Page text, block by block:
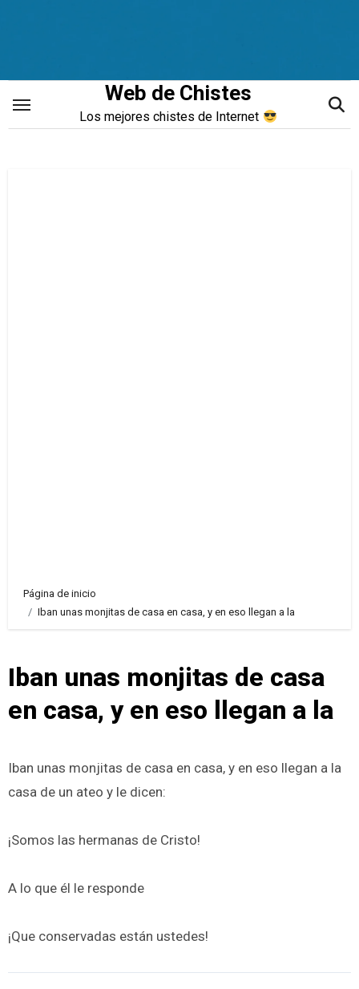
Web de Chistes
Los mejores chistes de Internet
Página de inicio
Iban unas monjitas de casa en casa, y en eso llegan a la
Iban unas monjitas de casa
en casa, y en eso llegan a la
Iban unas monjitas de casa en casa, y en eso llegan a la
casa de un ateo y le dicen:
¡Somos las hermanas de Cristo!
A lo que él le responde
¡Que conservadas están ustedes!